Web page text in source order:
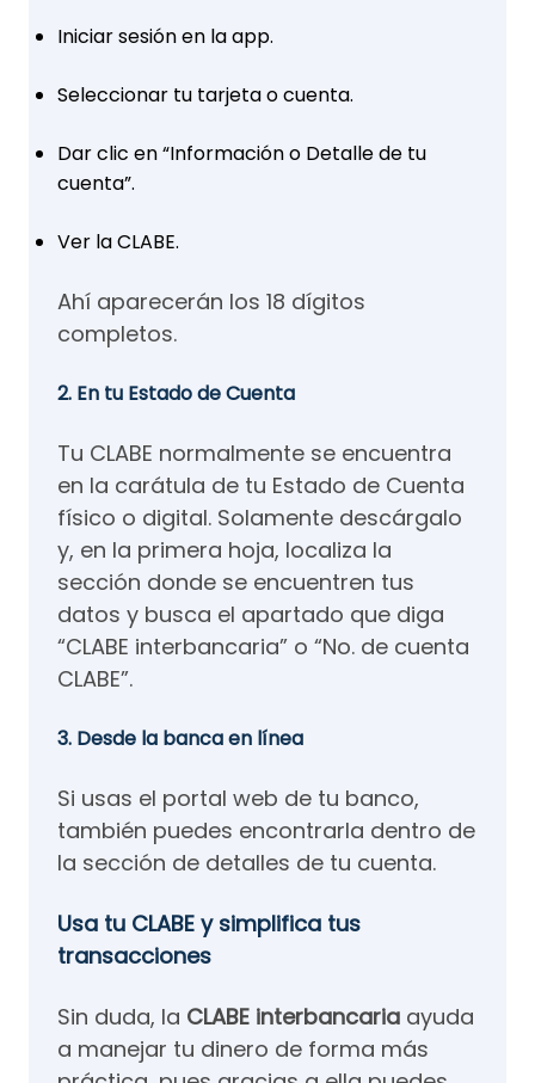
Iniciar sesión en la app.
Seleccionar tu tarjeta o cuenta.
Dar clic en “Información o Detalle de tu
cuenta”.
Ver la CLABE.
Ahí aparecerán los 18 dígitos
completos.
2. En tu Estado de Cuenta
Tu CLABE normalmente se encuentra
en la carátula de tu Estado de Cuenta
físico o digital. Solamente descárgalo
y, en la primera hoja, localiza la
sección donde se encuentren tus
datos y busca el apartado que diga
“CLABE interbancaria” o “No. de cuenta
CLABE”.
3. Desde la banca en línea
Si usas el portal web de tu banco,
también puedes encontrarla dentro de
la sección de detalles de tu cuenta.
Usa tu CLABE y simplifica tus
transacciones
Sin duda, la CLABE interbancaria ayuda
a manejar tu dinero de forma más